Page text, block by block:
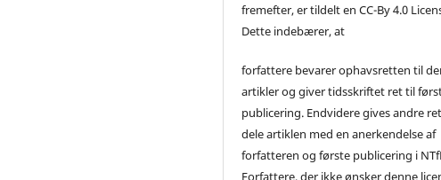
fremefter, er tildelt en CC-By 4.0
Dette indebærer, at
forfattere bevarer ophavsretten til
artikler og giver tidsskriftet ret til
publicering. Endvidere gives andre
dele artiklen med en anerkendelse af
forfatteren og første publicering i
Forfattere, der ikke ønsker denne